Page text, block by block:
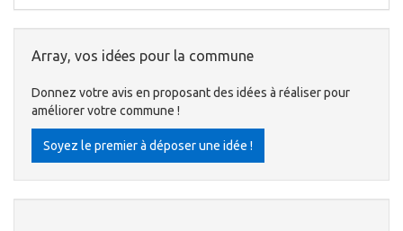
Array, vos idées pour la commune
Donnez votre avis en proposant des idées à réaliser pour
améliorer votre commune !
Soyez le premier à déposer une idée !